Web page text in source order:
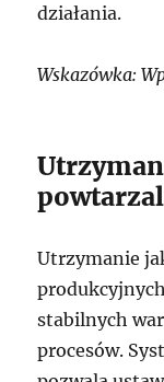
działania.
Wskazówka:
Utrzymanie
stabilnych
procesów.